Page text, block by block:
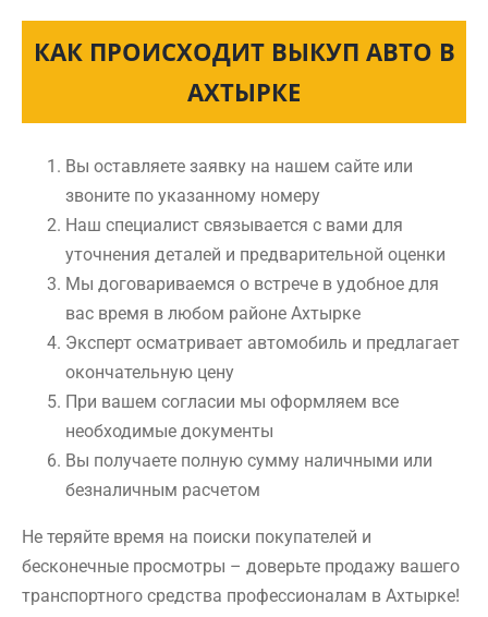
КАК ПРОИСХОДИТ ВЫКУП АВТО В
АХТЫРКЕ
Вы оставляете заявку на нашем сайте или
звоните по указанному номеру
Наш специалист связывается с вами для
уточнения деталей и предварительной оценки
Мы договариваемся о встрече в удобное для
вас время в любом районе Ахтырке
Эксперт осматривает автомобиль и предлагает
окончательную цену
При вашем согласии мы оформляем все
необходимые документы
Вы получаете полную сумму наличными или
безналичным расчетом
Не теряйте время на поиски покупателей и
бесконечные просмотры – доверьте продажу вашего
транспортного средства профессионалам в Ахтырке!